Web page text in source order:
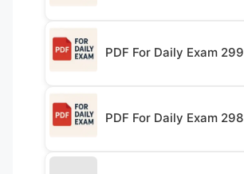
PDF For Daily Exam 299
PDF For Daily Exam 298